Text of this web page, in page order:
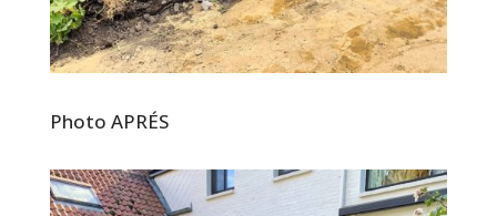
Photo APRÉS